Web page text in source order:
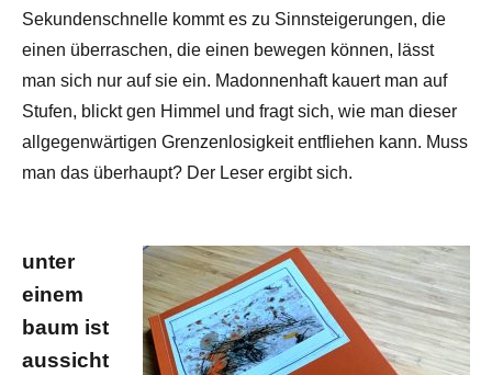
Sekundenschnelle kommt es zu Sinnsteigerungen, die
einen überraschen, die einen bewegen können, lässt
man sich nur auf sie ein. Madonnenhaft kauert man auf
Stufen, blickt gen Himmel und fragt sich, wie man dieser
allgegenwärtigen Grenzenlosigkeit entfliehen kann. Muss
man das überhaupt? Der Leser ergibt sich.
unter
einem
baum ist
aussicht